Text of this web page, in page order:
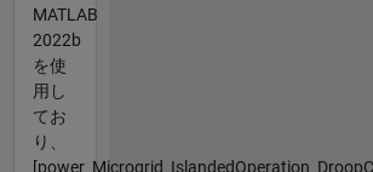
MATLAB
2022b
を使
用し
てお
り、